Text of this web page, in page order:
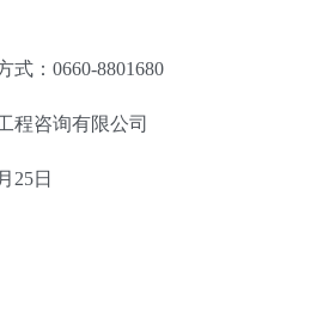
式：0660-8801680
程咨询有限公司
25日